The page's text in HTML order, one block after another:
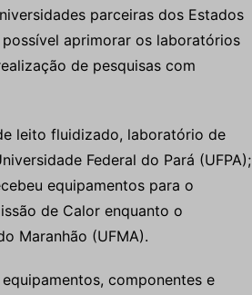
parceiras dos Estados
aprimorar os laboratórios
de pesquisas com
leito fluidizado, laboratório de
Federal do Pará (UFPA);
equipamentos para o
de Calor enquanto o
Maranhão (UFMA).
componentes e